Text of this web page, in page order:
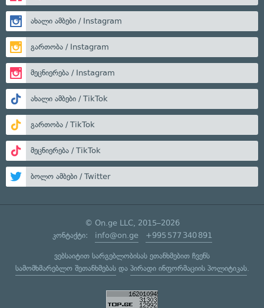
ახალი ამბები / Instagram
გართობა / Instagram
მეცნიერება / Instagram
ახალი ამბები / TikTok
გართობა / TikTok
მეცნიერება / TikTok
ბოლო ამბები / Twitter
© On.ge LLC, 2015–2026
კონტაქტი: info@on.ge +995 577 340 891
ვებსაიტით სარგებლობისას ეთანხმებით ჩვენს
სამომხმარებლო შეთანხმებასდა პირადი ინფორმაციის პოლიტიკას.